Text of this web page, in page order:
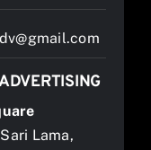
Lama,